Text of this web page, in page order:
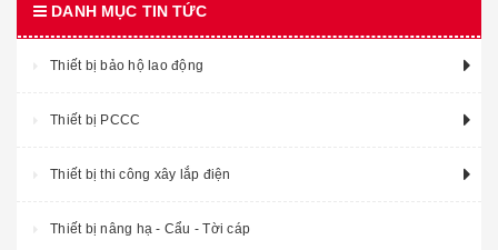
DANH MỤC TIN TỨC
Thiết bị bảo hộ lao động
Thiết bị PCCC
Thiết bị thi công xây lắp điện
Thiết bị nâng hạ - Cẩu - Tời cáp